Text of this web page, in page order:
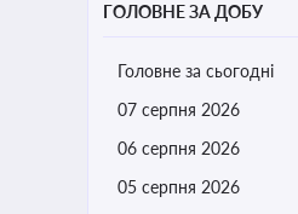
ГОЛОВНЕ ЗА ДОБУ
Головне за сьогодні
07 серпня 2026
06 серпня 2026
05 серпня 2026